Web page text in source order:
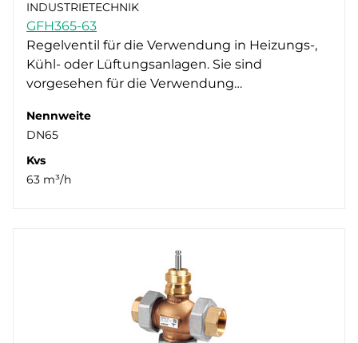
INDUSTRIETECHNIK
GFH365-63
Regelventil für die Verwendung in Heizungs-,
Kühl- oder Lüftungsanlagen. Sie sind
vorgesehen für die Verwendung…
Nennweite
DN65
Kvs
63 m³/h